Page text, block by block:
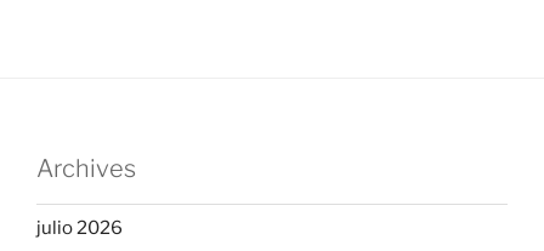
Archives
julio 2026